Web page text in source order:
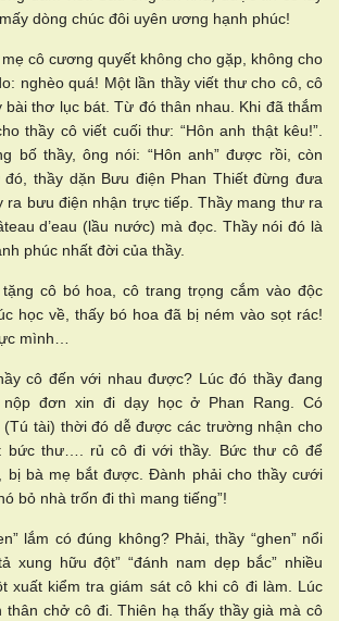
dòng chúc đôi uyên ương hạnh phúc!
cô cương quyết không cho gặp, không cho
nghèo quá! Một lần thầy viết thư cho cô, cô
bài thơ lục bát. Từ đó thân nhau. Khi đã thắm
thầy cô viết cuối thư: “Hôn anh thật kêu!”.
bố thầy, ông nói: “Hôn anh” được rồi, còn
đó, thầy dặn Bưu điện Phan Thiết đừng đưa
ra bưu điện nhận trực tiếp. Thầy mang thư ra
d’eau (lầu nước) mà đọc. Thầy nói đó là
phúc nhất đời của thầy.
cô bó hoa, cô trang trọng cắm vào độc
học về, thấy bó hoa đã bị ném vào sọt rác!
mình…
cô đến với nhau được? Lúc đó thầy đang
đơn xin đi dạy học ở Phan Rang. Có
(Tú tài) thời đó dễ được các trường nhận cho
bức thư…. rủ cô đi với thầy. Bức thư cô để
bị bà mẹ bắt được. Đành phải cho thầy cưới
bỏ nhà trốn đi thì mang tiếng”!
lắm có đúng không? Phải, thầy “ghen” nổi
xung hữu đột” “đánh nam dẹp bắc” nhiều
xuất kiểm tra giám sát cô khi cô đi làm. Lúc
thân chở cô đi. Thiên hạ thấy thầy già mà cô